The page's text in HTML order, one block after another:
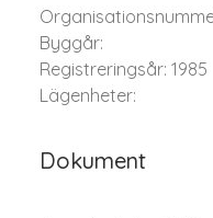
Byggår:
Registreringsår: 1985
Lägenheter:
Dokument